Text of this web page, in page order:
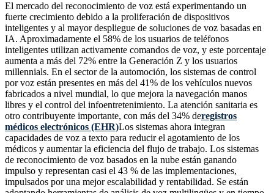
El mercado del reconocimiento de voz está experimentando un
fuerte crecimiento debido a la proliferación de dispositivos
inteligentes y al mayor despliegue de soluciones de voz basadas en
IA. Aproximadamente el 58% de los usuarios de teléfonos
inteligentes utilizan activamente comandos de voz, y este porcentaje
aumenta a más del 72% entre la Generación Z y los usuarios
millennials. En el sector de la automoción, los sistemas de control
por voz están presentes en más del 41% de los vehículos nuevos
fabricados a nivel mundial, lo que mejora la navegación manos
libres y el control del infoentretenimiento. La atención sanitaria es
otro contribuyente importante, con más del 34% deregistros
médicos electrónicos (EHR)Los sistemas ahora integran
capacidades de voz a texto para reducir el agotamiento de los
médicos y aumentar la eficiencia del flujo de trabajo. Los sistemas
de reconocimiento de voz basados ​​en la nube están ganando
impulso y representan casi el 43 % de las implementaciones,
impulsados ​​por una mejor escalabilidad y rentabilidad. Se están